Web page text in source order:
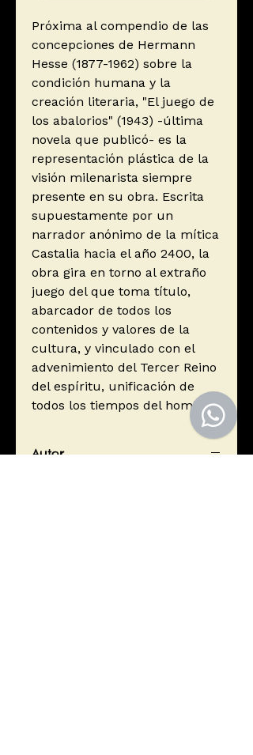
Próxima al compendio de las
concepciones de Hermann
Hesse (1877-1962) sobre la
condición humana y la
creación literaria, "El juego de
los abalorios" (1943) -última
novela que publicó- es la
representación plástica de la
visión milenarista siempre
presente en su obra. Escrita
supuestamente por un
narrador anónimo de la mítica
Castalia hacia el año 2400, la
obra gira en torno al extraño
juego del que toma título,
abarcador de todos los
contenidos y valores de la
cultura, y vinculado con el
advenimiento del Tercer Reino
del espíritu, unificación de
todos los tiempos del hombre.
Autor